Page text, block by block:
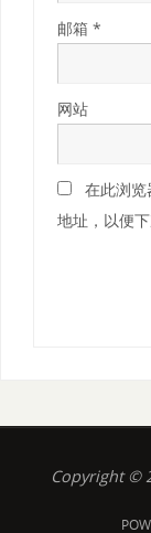
邮箱*
网站
在此浏
地址，以便下
Copyright ©